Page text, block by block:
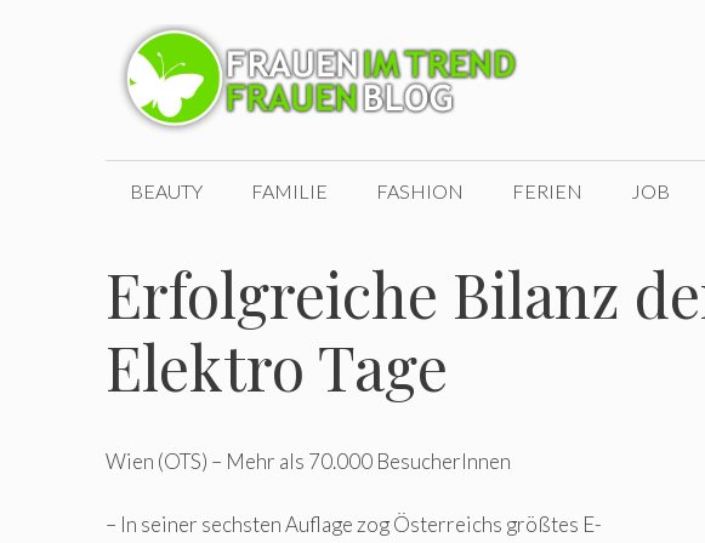
BEAUTY FAMILIE FASHION FERIEN JOB
Erfolgreiche Bilanz
Elektro Tage
Wien (OTS) – Mehr als 70.000 BesucherInnen
– In seiner sechsten Auflage zog Österreichs größtes E-